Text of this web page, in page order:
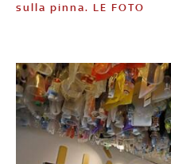
sulla pinna. LE FOTO